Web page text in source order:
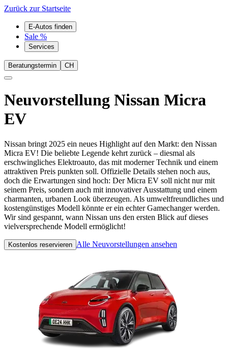
Zurück zur Startseite
E-Autos finden
Sale %
Services
Beratungstermin CH
Neuvorstellung Nissan Micra
EV
Nissan bringt 2025 ein neues Highlight auf den Markt: den Nissan
Micra EV! Die beliebte Legende kehrt zurück – diesmal als
erschwingliches Elektroauto, das mit moderner Technik und einem
attraktiven Preis punkten soll. Offizielle Details stehen noch aus,
doch die Erwartungen sind hoch: Der Micra EV soll nicht nur mit
seinem Preis, sondern auch mit innovativer Ausstattung und einem
charmanten, urbanen Look überzeugen. Als umweltfreundliches und
kostengünstiges Modell könnte er ein echter Gamechanger werden.
Wir sind gespannt, wann Nissan uns den ersten Blick auf dieses
vielversprechende Modell ermöglicht!
Kostenlos reservieren Alle Neuvorstellungen ansehen